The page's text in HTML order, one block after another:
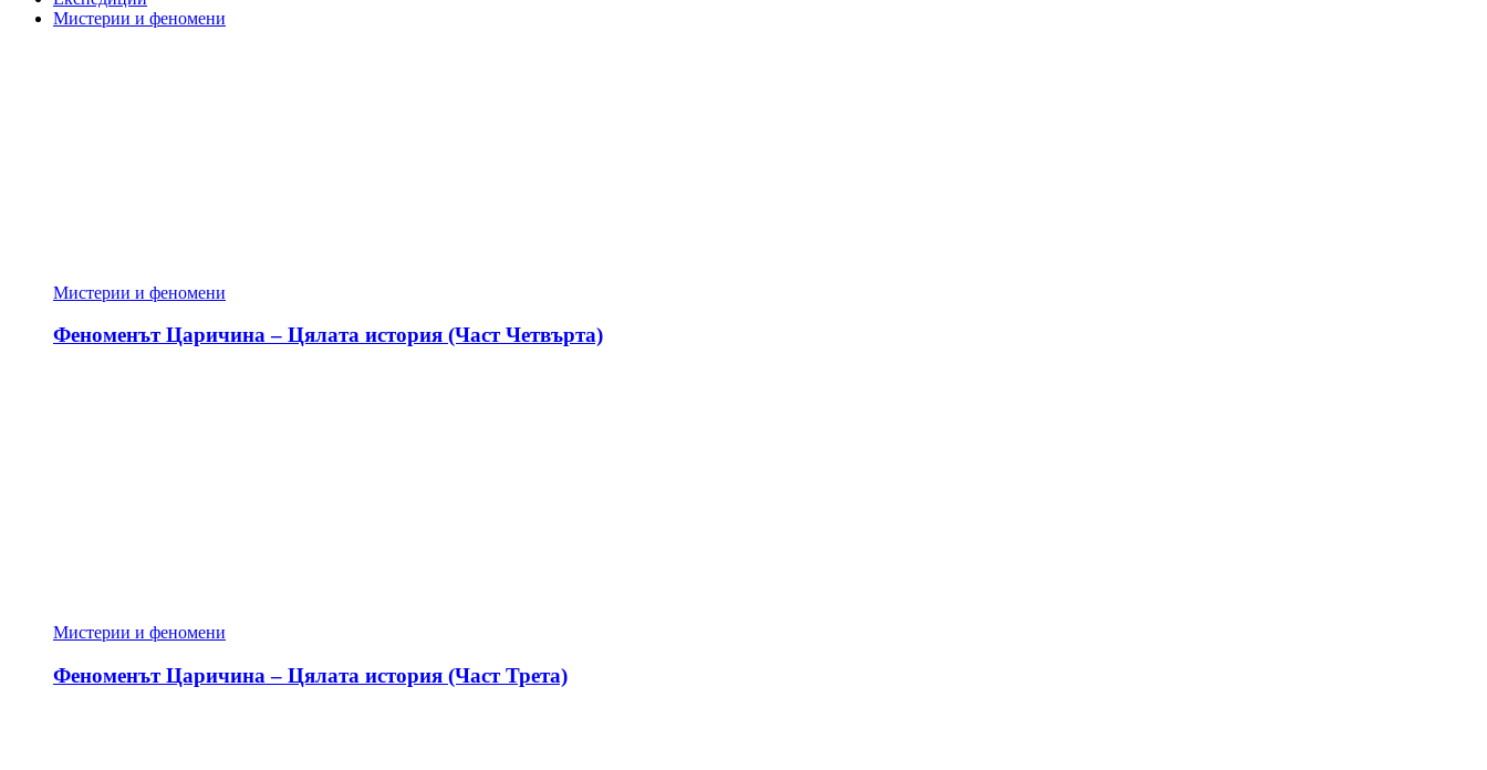
Мистерии и феномени
Мистерии и феномени
Феноменът Царичина – Цялата история (Част Четвърта)
Мистерии и феномени
Феноменът Царичина – Цялата история (Част Трета)